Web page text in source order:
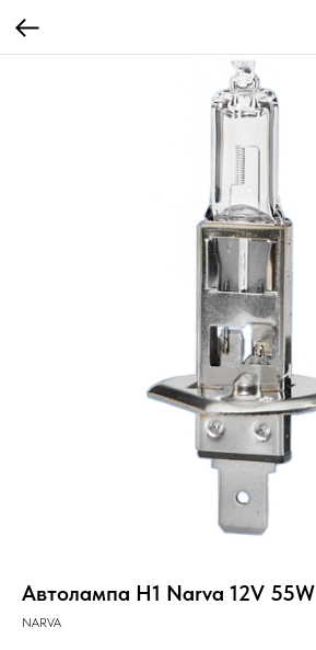
Автолампа H1 Narva 12V 55W
NARVA